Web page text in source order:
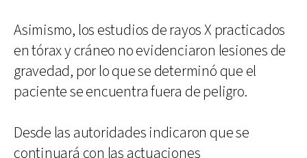
Asimismo, los estudios de rayos X practicados
en tórax y cráneo no evidenciaron lesiones de
gravedad, por lo que se determinó que el
paciente se encuentra fuera de peligro.
Desde las autoridades indicaron que se
continuará con las actuaciones